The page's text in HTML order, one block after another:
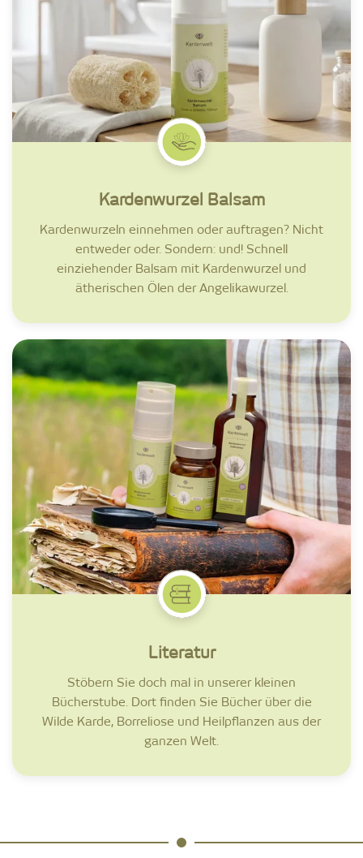
Kardenwurzel Balsam
Kardenwurzeln einnehmen oder auftragen? Nicht
entweder oder. Sondern: und! Schnell
einziehender Balsam mit Kardenwurzel und
ätherischen Ölen der Angelikawurzel.
Literatur
Stöbern Sie doch mal in unserer kleinen
Bücherstube. Dort finden Sie Bücher über die
Wilde Karde, Borreliose und Heilpflanzen aus der
ganzen Welt.